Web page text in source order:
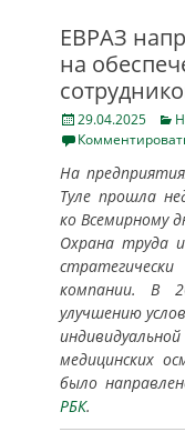
ЕВРАЗ
на
Posted
on
29.04.2025
На
Туле прошла
ко Всемирному
Охрана труда
компании. В
улучшению
медицинских
было
РБК.